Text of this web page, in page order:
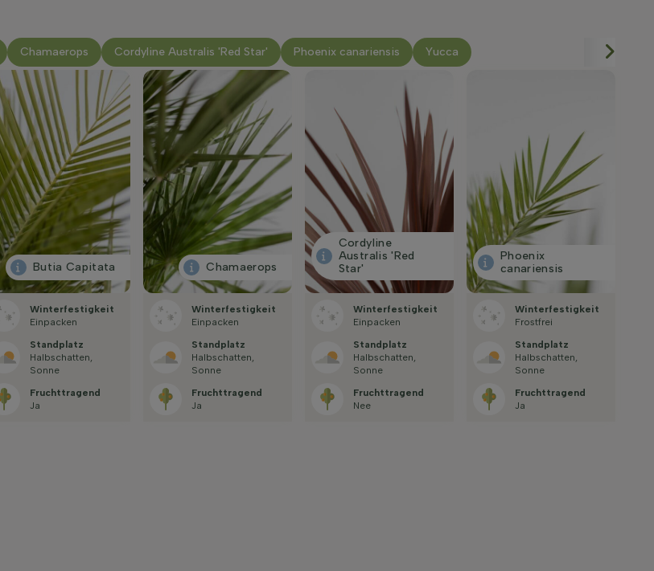
Chamaerops Cordyline Australis 'Red Star' Phoenix canariensis Yucca
Butia Capitata
Winterfestigkeit
Einpacken
Standplatz
Halbschatten,
Sonne
Fruchttragend
Ja
Chamaerops
Winterfestigkeit
Einpacken
Standplatz
Halbschatten,
Sonne
Fruchttragend
Ja
Cordyline
Australis 'Red
Star'
Winterfestigkeit
Einpacken
Standplatz
Halbschatten,
Sonne
Fruchttragend
Nee
Phoenix
canariensis
Winterfestigkeit
Frostfrei
Standplatz
Halbschatten,
Sonne
Fruchttragend
Ja